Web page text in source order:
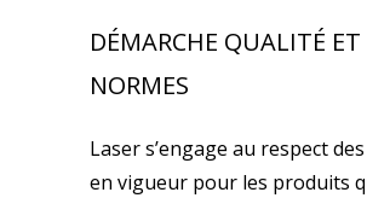
DÉMARCHE QUALITÉ ET
NORMES
Laser s’engage au respect
en vigueur pour les produits